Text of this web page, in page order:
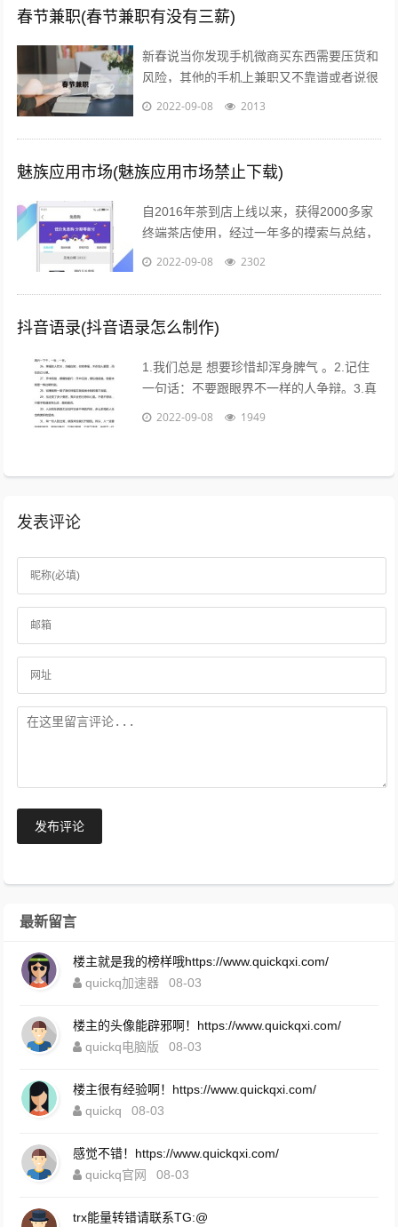
春节兼职(春节兼职有没有三薪)
新春说当你发现手机微商买东西需要压货和
风险，其他的手机上兼职又不靠谱或者说很
不靠谱的时候，来吧，终于等到啦！新春切
2022-09-08 2013
魅族应用市场(魅族应用市场禁止下载)
自2016年茶到店上线以来，获得2000多家
终端茶店使用，经过一年多的摸索与总结，
茶到店APP Beta2.0版本于2017年4月26日
2022-09-08 2302
抖音语录(抖音语录怎么制作)
1.我们总是 想要珍惜却浑身脾气 。2.记住
一句话：不要跟眼界不一样的人争辩。3.真
的不用时刻替别人着想，不是每个人都能把
2022-09-08 1949
发表评论
发布评论
最新留言
楼主就是我的榜样哦https://www.quickqxi.com/
quickq加速器
08-03
楼主的头像能辟邪啊！https://www.quickqxi.com/
quickq电脑版
08-03
楼主很有经验啊！https://www.quickqxi.com/
quickq
08-03
感觉不错！https://www.quickqxi.com/
quickq官网
08-03
trx能量转错请联系TG:@